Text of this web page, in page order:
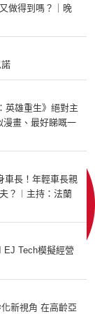
做得到嗎？｜晚
諾
英雄重生》絕對主
漫畫、最好睇嘅一
車長！年輕車長親
？︱主持：法蘭
EJ Tech模擬經營
新視角 在高齡亞